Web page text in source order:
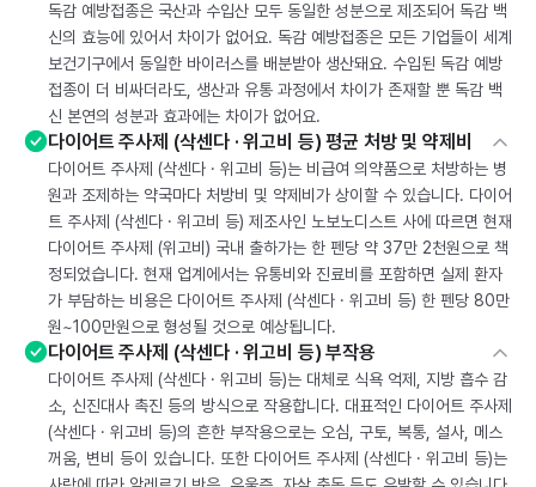
독감 예방접종은 국산과 수입산 모두 동일한 성분으로 제조되어 독감 백
신의 효능에 있어서 차이가 없어요. 독감 예방접종은 모든 기업들이 세계
보건기구에서 동일한 바이러스를 배분받아 생산돼요. 수입된 독감 예방
접종이 더 비싸더라도, 생산과 유통 과정에서 차이가 존재할 뿐 독감 백
신 본연의 성분과 효과에는 차이가 없어요.
다이어트 주사제 (삭센다 · 위고비 등) 평균 처방 및 약제비
다이어트 주사제 (삭센다 · 위고비 등)는 비급여 의약품으로 처방하는 병
원과 조제하는 약국마다 처방비 및 약제비가 상이할 수 있습니다. 다이어
트 주사제 (삭센다 · 위고비 등) 제조사인 노보노디스트 사에 따르면 현재
다이어트 주사제 (위고비) 국내 출하가는 한 펜당 약 37만 2천원으로 책
정되었습니다. 현재 업계에서는 유통비와 진료비를 포함하면 실제 환자
가 부담하는 비용은 다이어트 주사제 (삭센다 · 위고비 등) 한 펜당 80만
원~100만원으로 형성될 것으로 예상됩니다.
다이어트 주사제 (삭센다 · 위고비 등) 부작용
다이어트 주사제 (삭센다 · 위고비 등)는 대체로 식욕 억제, 지방 흡수 감
소, 신진대사 촉진 등의 방식으로 작용합니다. 대표적인 다이어트 주사제
(삭센다 · 위고비 등)의 흔한 부작용으로는 오심, 구토, 복통, 설사, 메스
꺼움, 변비 등이 있습니다. 또한 다이어트 주사제 (삭센다 · 위고비 등)는